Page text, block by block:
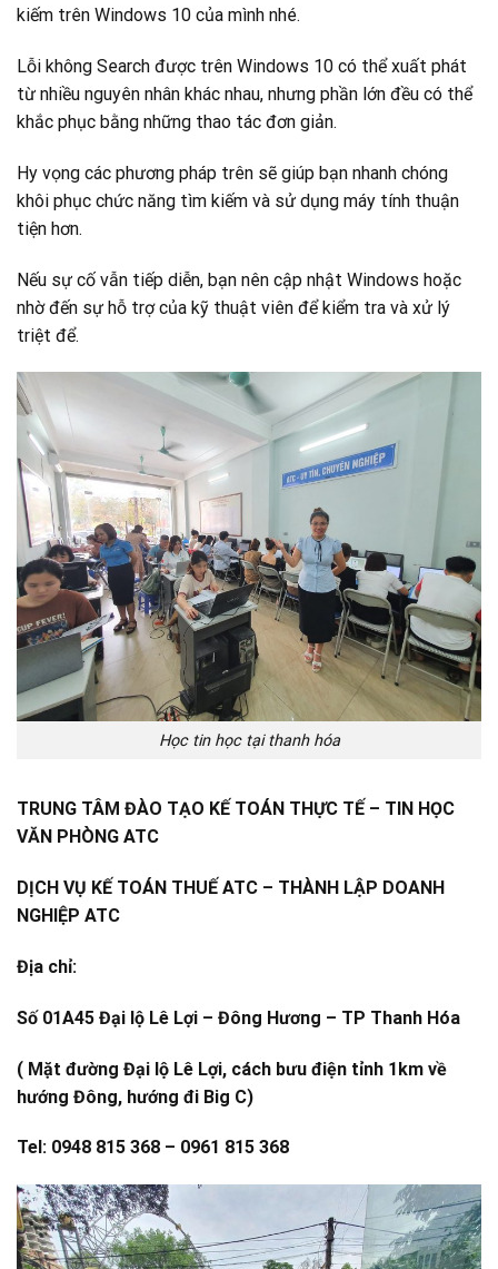
kiếm trên Windows 10 của mình nhé.
Lỗi không Search được trên Windows 10 có thể xuất phát
từ nhiều nguyên nhân khác nhau, nhưng phần lớn đều có thể
khắc phục bằng những thao tác đơn giản.
Hy vọng các phương pháp trên sẽ giúp bạn nhanh chóng
khôi phục chức năng tìm kiếm và sử dụng máy tính thuận
tiện hơn.
Nếu sự cố vẫn tiếp diễn, bạn nên cập nhật Windows hoặc
nhờ đến sự hỗ trợ của kỹ thuật viên để kiểm tra và xử lý
triệt để.
Học tin học tại thanh hóa
TRUNG TÂM ĐÀO TẠO KẾ TOÁN THỰC TẾ – TIN HỌC
VĂN PHÒNG ATC
DỊCH VỤ KẾ TOÁN THUẾ ATC – THÀNH LẬP DOANH
NGHIỆP ATC
Địa chỉ:
Số 01A45 Đại lộ Lê Lợi – Đông Hương – TP Thanh Hóa
( Mặt đường Đại lộ Lê Lợi, cách bưu điện tỉnh 1km về
hướng Đông, hướng đi Big C)
Tel: 0948 815 368 – 0961 815 368